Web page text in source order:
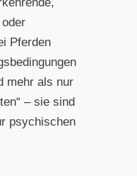
Pferden
mehr als nur
– sie sind
psychischen